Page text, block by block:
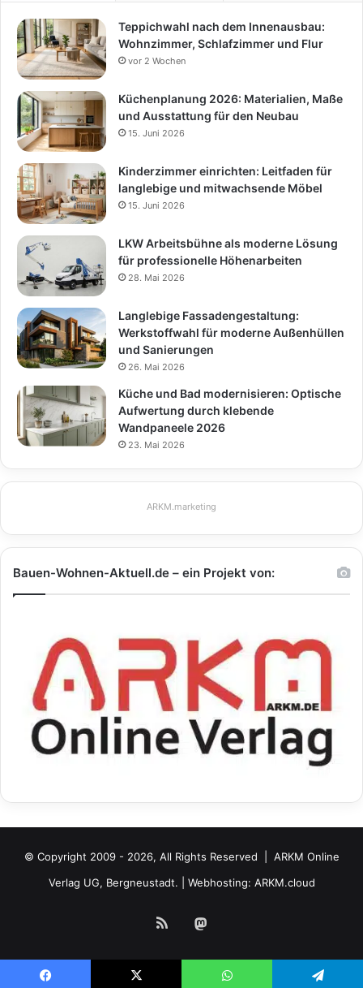
Teppichwahl nach dem Innenausbau:
Wohnzimmer, Schlafzimmer und Flur
vor 2 Wochen
Küchenplanung 2026: Materialien, Maße
und Ausstattung für den Neubau
15. Juni 2026
Kinderzimmer einrichten: Leitfaden für
langlebige und mitwachsende Möbel
15. Juni 2026
LKW Arbeitsbühne als moderne Lösung
für professionelle Höhenarbeiten
28. Mai 2026
Langlebige Fassadengestaltung:
Werkstoffwahl für moderne Außenhüllen
und Sanierungen
26. Mai 2026
Küche und Bad modernisieren: Optische
Aufwertung durch klebende
Wandpaneele 2026
23. Mai 2026
ARKM.marketing
Bauen-Wohnen-Aktuell.de – ein Projekt von:
© Copyright 2009 - 2026, All Rights Reserved | ARKM Online
Verlag UG, Bergneustadt. | Webhosting: ARKM.cloud
RSS